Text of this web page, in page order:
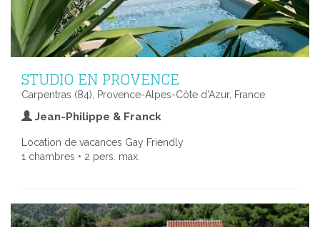
STUDIO EN PROVENCE
Carpentras (84), Provence-Alpes-Côte d'Azur, France
Jean-Philippe & Franck
Location de vacances Gay Friendly
1 chambres • 2 pers. max.